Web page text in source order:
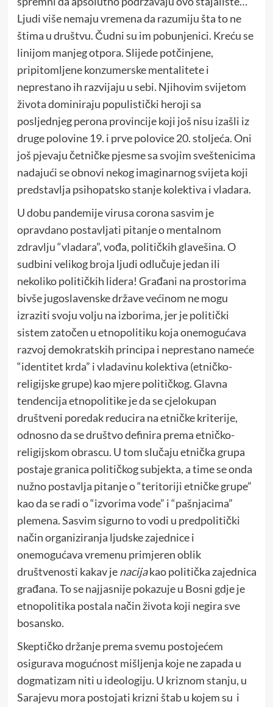
Ljudi više nemaju vremena da razumiju šta to ne
štima u društvu. Čudni su im pobunjenici. Kreću se
linijom manjeg otpora. Slijede potčinjene,
pripitomljene konzumerske mentalitete i
neprestano ih razvijaju u sebi. Njihovim svijetom
života dominiraju populistički heroji sa
posljednjeg perona provincije koji još nisu izašli iz
druge polovine 19. i prve polovice 20. stoljeća. Oni
još pjevaju četničke pjesme sa svojim sveštenicima
nadajući se obnovi nekog imaginarnog svijeta koji
predstavlja psihopatsko stanje kolektiva i vladara.
U dobu pandemije virusa corona sasvim je
opravdano postavljati pitanje o mentalnom
zdravlju “vladara”, vođa, političkih glavešina. O
sudbini velikog broja ljudi odlučuje jedan ili
nekoliko političkih lidera! Građani na prostorima
bivše jugoslavenske države većinom ne mogu
izraziti svoju volju na izborima, jer je politički
sistem zatočen u etnopolitiku koja onemogućava
razvoj demokratskih principa i neprestano nameće
“identitet krda” i vladavinu kolektiva (etničko-
religijske grupe) kao mjere političkog. Glavna
tendencija etnopolitike je da se cjelokupan
društveni poredak reducira na etničke kriterije,
odnosno da se društvo definira prema etničko-
religijskom obrascu. U tom slučaju etnička grupa
postaje granica političkog subjekta, a time se onda
nužno postavlja pitanje o “teritoriji etničke grupe”
kao da se radi o “izvorima vode” i “pašnjacima”
plemena. Sasvim sigurno to vodi u predpolitički
način organiziranja ljudske zajednice i
onemogućava vremenu primjeren oblik
društvenosti kakav jenacijakao politička zajednica
građana. To se najjasnije pokazuje u Bosni gdje je
etnopolitika postala način života koji negira sve
bosansko.
Skeptičko držanje prema svemu postojećem
osigurava mogućnost mišljenja koje ne zapada u
dogmatizam niti u ideologiju. U kriznom stanju, u
Sarajevu mora postojati krizni štab u kojem su i